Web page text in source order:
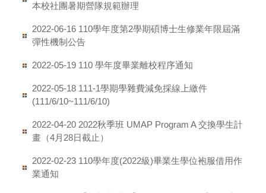
本校社團暑期營隊規範辦理
2022-06-16 110學年度第2學期碩博士生修業年限屆滿
彈性機制公告
2022-05-19 110 學年度畢業離校程序通知
2022-05-18 111-1學期學雜費減免採線上繳件
(111/6/10~111/6/10)
2022-04-202022秋季班 UMAP Program A 交換學生計
畫（4月28日截止）
2022-02-23 110學年度(2022級)畢業生學位袍服借用作
業通知